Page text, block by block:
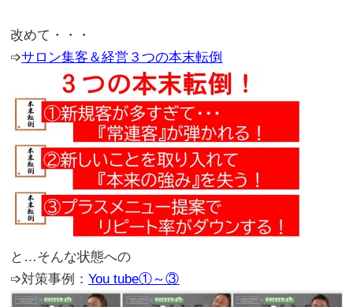
改めて・・・
➩サロン集客＆経営３つの本末転倒
と…そんな状態への
➩対策事例：You tube①～③